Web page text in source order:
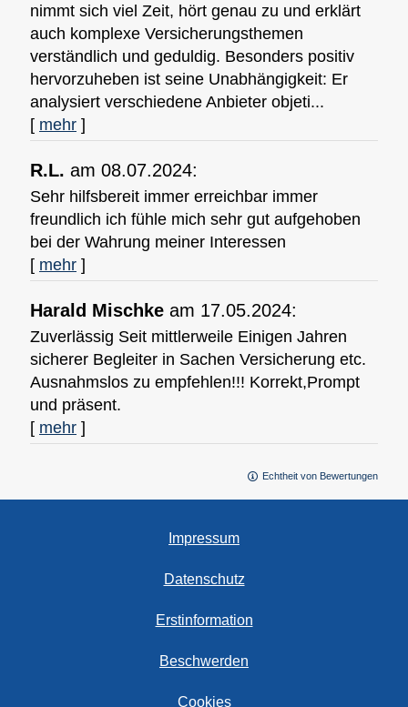
nimmt sich viel Zeit, hört genau zu und erklärt
auch komplexe Versicherungsthemen
verständlich und geduldig. Besonders positiv
hervorzuheben ist seine Unabhängigkeit: Er
analysiert verschiedene Anbieter objeti...
[ mehr ]
R.L. am 08.07.2024:
Sehr hilfsbereit immer erreichbar immer
freundlich ich fühle mich sehr gut aufgehoben
bei der Wahrung meiner Interessen
[ mehr ]
Harald Mischke am 17.05.2024:
Zuverlässig Seit mittlerweile Einigen Jahren
sicherer Begleiter in Sachen Versicherung etc.
Ausnahmslos zu empfehlen!!! Korrekt,Prompt
und präsent.
[ mehr ]
Echtheit von Bewertungen
Impressum
Datenschutz
Erstinformation
Beschwerden
Cookies